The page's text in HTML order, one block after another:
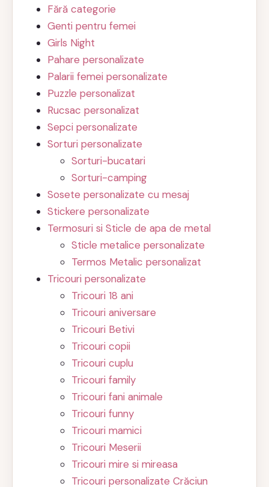
Fără categorie
Genti pentru femei
Girls Night
Pahare personalizate
Palarii femei personalizate
Puzzle personalizat
Rucsac personalizat
Sepci personalizate
Sorturi personalizate
Sorturi-bucatari
Sorturi-camping
Sosete personalizate cu mesaj
Stickere personalizate
Termosuri si Sticle de apa de metal
Sticle metalice personalizate
Termos Metalic personalizat
Tricouri personalizate
Tricouri 18 ani
Tricouri aniversare
Tricouri Betivi
Tricouri copii
Tricouri cuplu
Tricouri family
Tricouri fani animale
Tricouri funny
Tricouri mamici
Tricouri Meserii
Tricouri mire si mireasa
Tricouri personalizate Crăciun